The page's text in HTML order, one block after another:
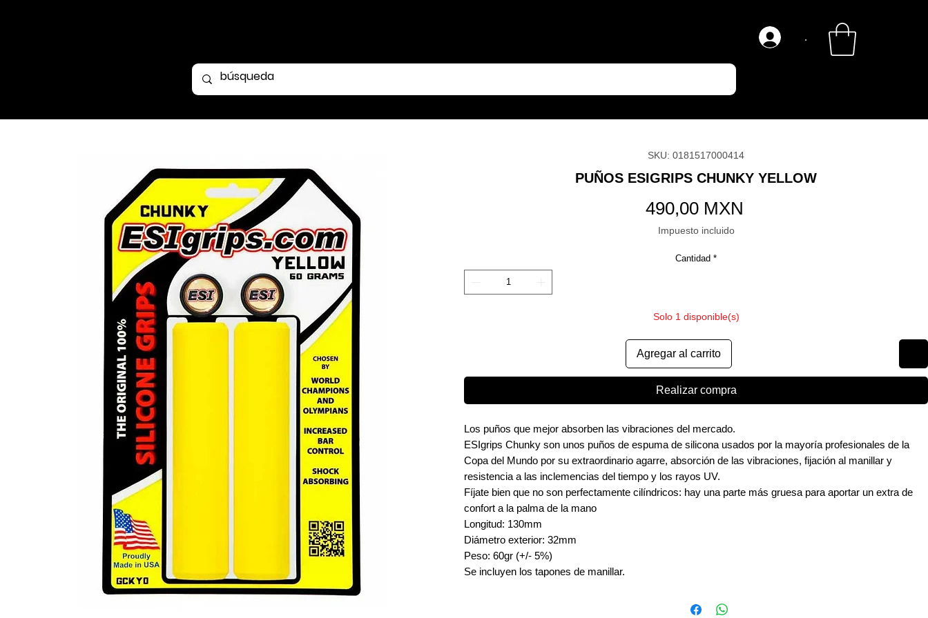
.
SKU: 0181517000414
PUÑOS ESIGRIPS CHUNKY YELLOW
490,00 MXN
Impuesto incluido
Cantidad *
Solo 1 disponible(s)
Agregar al carrito
Realizar compra
Los puños que mejor absorben las vibraciones del mercado.
ESIgrips Chunky son unos puños de espuma de silicona usados por la mayoría profesionales de la
Copa del Mundo por su extraordinario agarre, absorción de las vibraciones, fijación al manillar y
resistencia a las inclemencias del tiempo y los rayos UV.
Fíjate bien que no son perfectamente cilíndricos: hay una parte más gruesa para aportar un extra de
confort a la palma de la mano
Longitud: 130mm
Diámetro exterior: 32mm
Peso: 60gr (+/- 5%)
Se incluyen los tapones de manillar.